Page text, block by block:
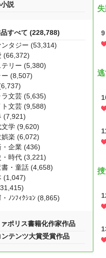
9
説
すべて (228,788)
ンタジー (53,314)
(66,372)
テリー (5,380)
ー (8,507)
ラ文芸 (5,635)
ト文芸 (9,588)
(7,921)
文学 (9,620)
娯楽 (6,072)
・企業 (436)
・時代 (3,221)
書・童話 (4,658)
(1,047)
・ﾉﾝﾌｨｸｼｮﾝ (8,865)
ポリス書籍化作家作品
テンツ大賞受賞作品